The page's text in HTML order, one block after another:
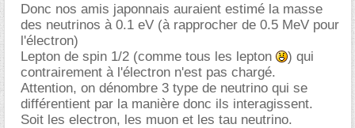
Donc nos amis japonnais auraient estimé la masse
des neutrinos à 0.1 eV (à rapprocher de 0.5 MeV pour
l'électron)
Lepton de spin 1/2 (comme tous les lepton
) qui
contrairement à l'électron n'est pas chargé.
Attention, on dénombre 3 type de neutrino qui se
différentient par la manière donc ils interagissent.
Soit les electron, les muon et les tau neutrino.